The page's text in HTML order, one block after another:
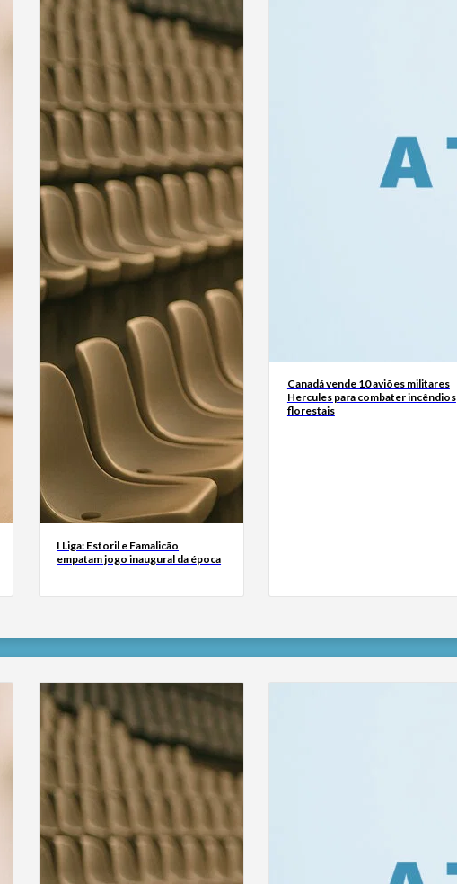
I Liga: Estoril e Famalicão
empatam jogo inaugural da época
Canadá vende 10 aviões militares
Hercules para combater incêndios
florestais